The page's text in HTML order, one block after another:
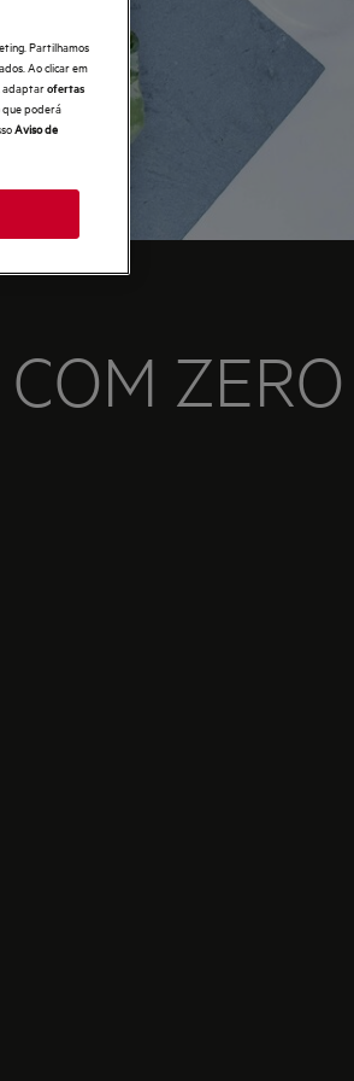
ZERO
Partilhamos
Ao clicar em
adaptarofertas
que poderá
Aviso de